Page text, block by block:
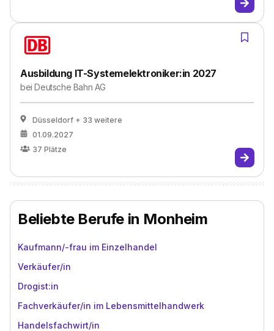
Ausbildung IT-Systemelektroniker:in 2027
beiDeutsche Bahn AG
Düsseldorf + 33 weitere
01.09.2027
37 Plätze
Beliebte Berufe in Monheim
Kaufmann/-frau im Einzelhandel
Verkäufer/in
Drogist:in
Fachverkäufer/in im Lebensmittelhandwerk
Handelsfachwirt/in